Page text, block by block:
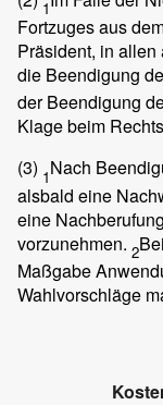
1
Fortzuges aus
Präsident, in
die Beendigung
der Beendigung
Klage beim
(3) 1Nach
alsbald eine
eine
vorzunehmen. 2
Maßgabe
Wahlvorschläge